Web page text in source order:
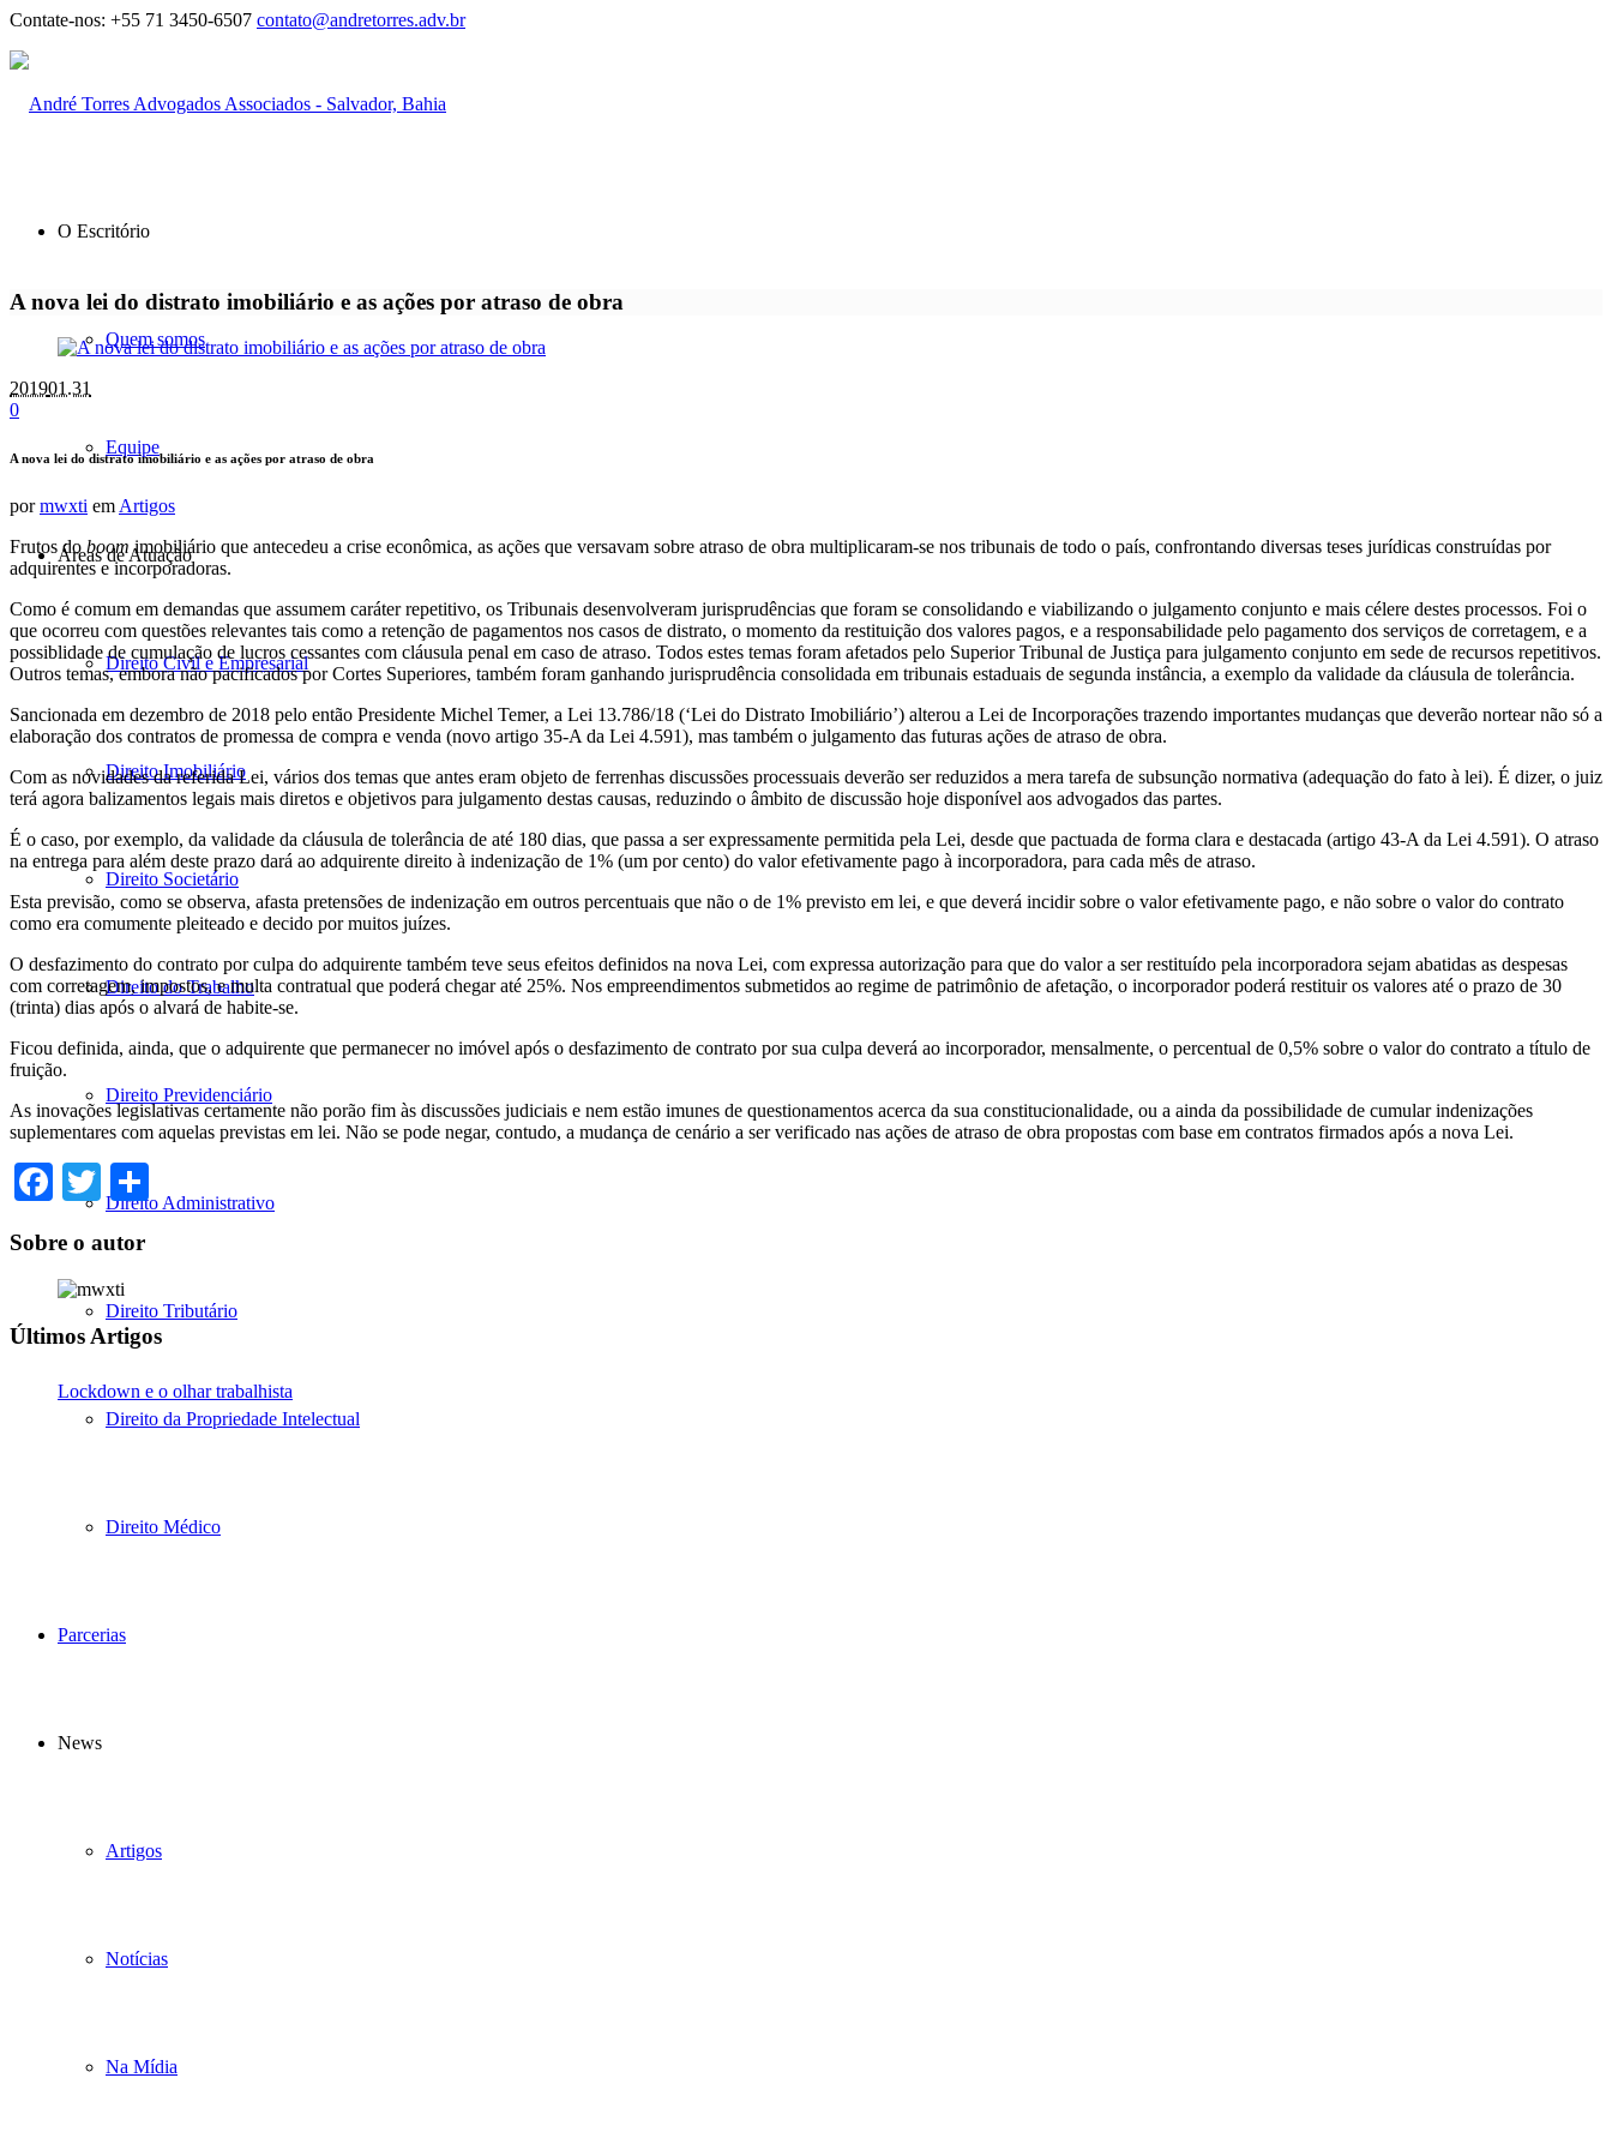
Contate-nos: +55 71 3450-6507 contato@andretorres.adv.br
O Escritório
Quem somos
Equipe
Áreas de Atuação
Direito Civil e Empresarial
Direito Imobiliário
Direito Societário
Direito do Trabalho
Direito Previdenciário
Direito Administrativo
Direito Tributário
Direito da Propriedade Intelectual
Direito Médico
Parcerias
News
Artigos
Notícias
Na Mídia
A nova lei do distrato imobiliário e as ações por atraso de obra
201901.31
0
A nova lei do distrato imobiliário e as ações por atraso de obra
pormwxti em Artigos
Frutos do boom imobiliário que antecedeu a crise econômica, as ações que versavam sobre atraso de obra multiplicaram-se nos tribunais de todo o país, confrontando diversas teses jurídicas construídas por
adquirentes e incorporadoras.
Como é comum em demandas que assumem caráter repetitivo, os Tribunais desenvolveram jurisprudências que foram se consolidando e viabilizando o julgamento conjunto e mais célere destes processos. Foi o
que ocorreu com questões relevantes tais como a retenção de pagamentos nos casos de distrato, o momento da restituição dos valores pagos, e a responsabilidade pelo pagamento dos serviços de corretagem, e a
possiblidade de cumulação de lucros cessantes com cláusula penal em caso de atraso. Todos estes temas foram afetados pelo Superior Tribunal de Justiça para julgamento conjunto em sede de recursos repetitivos.
Outros temas, embora não pacificados por Cortes Superiores, também foram ganhando jurisprudência consolidada em tribunais estaduais de segunda instância, a exemplo da validade da cláusula de tolerância.
Sancionada em dezembro de 2018 pelo então Presidente Michel Temer, a Lei 13.786/18 (‘Lei do Distrato Imobiliário’) alterou a Lei de Incorporações trazendo importantes mudanças que deverão nortear não só a
elaboração dos contratos de promessa de compra e venda (novo artigo 35-A da Lei 4.591), mas também o julgamento das futuras ações de atraso de obra.
Com as novidades da referida Lei, vários dos temas que antes eram objeto de ferrenhas discussões processuais deverão ser reduzidos a mera tarefa de subsunção normativa (adequação do fato à lei). É dizer, o juiz
terá agora balizamentos legais mais diretos e objetivos para julgamento destas causas, reduzindo o âmbito de discussão hoje disponível aos advogados das partes.
É o caso, por exemplo, da validade da cláusula de tolerância de até 180 dias, que passa a ser expressamente permitida pela Lei, desde que pactuada de forma clara e destacada (artigo 43-A da Lei 4.591). O atraso
na entrega para além deste prazo dará ao adquirente direito à indenização de 1% (um por cento) do valor efetivamente pago à incorporadora, para cada mês de atraso.
Esta previsão, como se observa, afasta pretensões de indenização em outros percentuais que não o de 1% previsto em lei, e que deverá incidir sobre o valor efetivamente pago, e não sobre o valor do contrato
como era comumente pleiteado e decido por muitos juízes.
O desfazimento do contrato por culpa do adquirente também teve seus efeitos definidos na nova Lei, com expressa autorização para que do valor a ser restituído pela incorporadora sejam abatidas as despesas
com corretagem, impostos, e multa contratual que poderá chegar até 25%. Nos empreendimentos submetidos ao regime de patrimônio de afetação, o incorporador poderá restituir os valores até o prazo de 30
(trinta) dias após o alvará de habite-se.
Ficou definida, ainda, que o adquirente que permanecer no imóvel após o desfazimento de contrato por sua culpa deverá ao incorporador, mensalmente, o percentual de 0,5% sobre o valor do contrato a título de
fruição.
As inovações legislativas certamente não porão fim às discussões judiciais e nem estão imunes de questionamentos acerca da sua constitucionalidade, ou a ainda da possibilidade de cumular indenizações
suplementares com aquelas previstas em lei. Não se pode negar, contudo, a mudança de cenário a ser verificado nas ações de atraso de obra propostas com base em contratos firmados após a nova Lei.
Facebook
Twitter
Sobre o autor
Últimos Artigos
Lockdown e o olhar trabalhista